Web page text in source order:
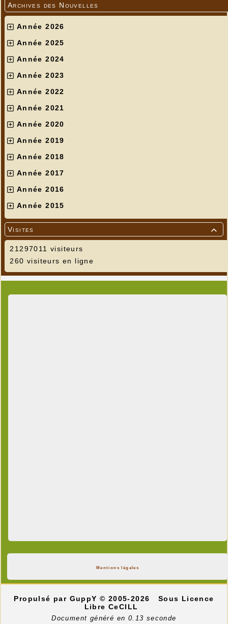
Archives des Nouvelles
Année 2026
Année 2025
Année 2024
Année 2023
Année 2022
Année 2021
Année 2020
Année 2019
Année 2018
Année 2017
Année 2016
Année 2015

Visites
21297011 visiteurs
260 visiteurs en ligne
Mentions légales
Propulsé par GuppY© 2005-2026
Sous Licence
Libre CeCILL
Document généré en 0.13 seconde